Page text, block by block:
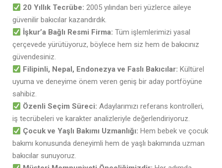
20 Yıllık Tecrübe: 2005 yılından beri yüzlerce aileye
güvenilir bakıcılar kazandırdık.
İşkur’a Bağlı Resmi Firma: Tüm işlemlerimizi yasal
çerçevede yürütüyoruz, böylece hem siz hem de bakıcınız
güvendesiniz.
Filipinli, Nepal, Endonezya ve Faslı Bakıcılar: Kültürel
uyuma ve deneyime önem veren geniş bir aday portföyüne
sahibiz.
Özenli Seçim Süreci: Adaylarımızı referans kontrolleri,
iş tecrübeleri ve karakter analizleriyle değerlendiriyoruz.
Çocuk ve Yaşlı Bakımı Uzmanlığı: Hem bebek ve çocuk
bakımı konusunda deneyimli hem de yaşlı bakımında uzman
bakıcılar sunuyoruz.